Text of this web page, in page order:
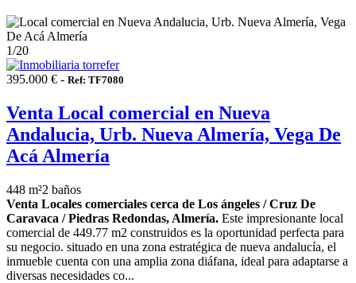
1/20
395.000 € - Ref: TF7080
Venta Local comercial en Nueva
Andalucia, Urb. Nueva Almería, Vega De
Acá Almería
448 m²2 baños
Venta Locales comerciales cerca de Los ángeles / Cruz De
Caravaca / Piedras Redondas, Almería. Este impresionante local
comercial de 449.77 m2 construidos es la oportunidad perfecta para
su negocio. situado en una zona estratégica de nueva andalucía, el
inmueble cuenta con una amplia zona diáfana, ideal para adaptarse a
diversas necesidades co...